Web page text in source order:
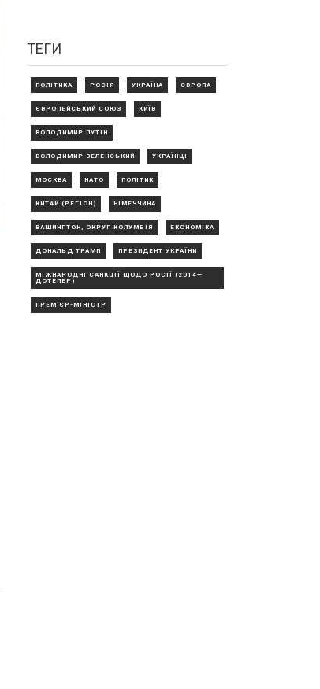
ТЕГИ
ПОЛІТИКА РОСІЯ УКРАЇНА ЄВРОПА
ЄВРОПЕЙСЬКИЙ СОЮЗ КИЇВ
ВОЛОДИМИР ПУТІН
ВОЛОДИМИР ЗЕЛЕНСЬКИЙ УКРАЇНЦІ
МОСКВА НАТО ПОЛІТИК
КИТАЙ (РЕГІОН) НІМЕЧЧИНА
ВАШИНГТОН, ОКРУГ КОЛУМБІЯ ЕКОНОМІКА
ДОНАЛЬД ТРАМП ПРЕЗИДЕНТ УКРАЇНИ
МІЖНАРОДНІ САНКЦІЇ ЩОДО РОСІЇ (2014—
ДОТЕПЕР)
ПРЕМ'ЄР-МІНІСТР